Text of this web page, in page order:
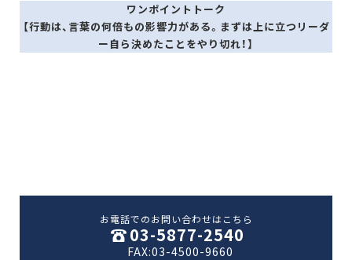
ワンポイントトーク
【行動は、言葉の何倍もの影響力がある。まずは上に立つリーダ
ー自ら決めたことをやり切れ！】
お電話でのお問い合わせはこちら
03-5877-2540
FAX:03-4500-9660